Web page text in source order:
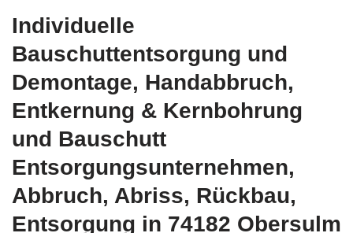
Individuelle
Bauschuttentsorgung und
Demontage, Handabbruch,
Entkernung & Kernbohrung
und Bauschutt
Entsorgungsunternehmen,
Abbruch, Abriss, Rückbau,
Entsorgung in 74182 Obersulm